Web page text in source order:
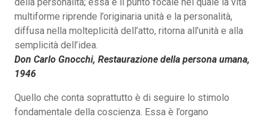
multiforme riprende l’originaria unità e la personalità,
diffusa nella molteplicità dell’atto, ritorna all’unità e alla
semplicità dell’idea.
Don Carlo Gnocchi, Restaurazione della persona umana,
1946
Quello che conta soprattutto è di seguire lo stimolo
fondamentale della coscienza. Essa è l’organo